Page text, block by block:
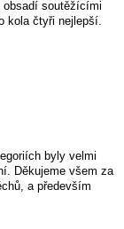
obsadí soutěžícími
kola čtyři nejlepší.
byly velmi
Děkujeme všem za
a především